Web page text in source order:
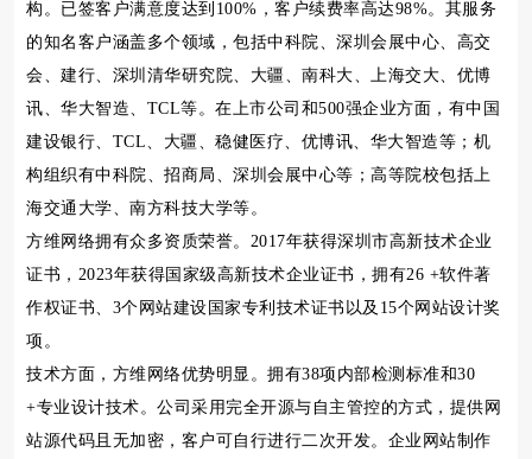
构。已签客户满意度达到100%，客户续费率高达98%。其服务
的知名客户涵盖多个领域，包括中科院、深圳会展中心、高交
会、建行、深圳清华研究院、大疆、南科大、上海交大、优博
讯、华大智造、TCL等。在上市公司和500强企业方面，有中国
建设银行、TCL、大疆、稳健医疗、优博讯、华大智造等；机
构组织有中科院、招商局、深圳会展中心等；高等院校包括上
海交通大学、南方科技大学等。
方维网络拥有众多资质荣誉。2017年获得深圳市高新技术企业
证书，2023年获得国家级高新技术企业证书，拥有26 +软件著
作权证书、3个网站建设国家专利技术证书以及15个网站设计奖
项。
技术方面，方维网络优势明显。拥有38项内部检测标准和30
+专业设计技术。公司采用完全开源与自主管控的方式，提供网
站源代码且无加密，客户可自行进行二次开发。企业网站制作